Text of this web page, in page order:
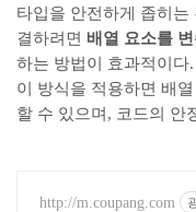
타입을 안전하게 좁히는
결하려면 배열 요소를
하는 방법이 효과적이다.
이 방식을 적용하면 배
할 수 있으며, 코드의 안
http://m.coupang.com